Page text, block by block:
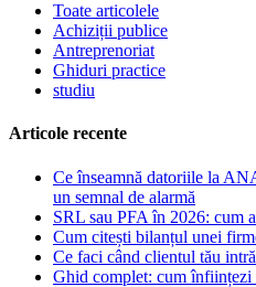
Toate articolele
Achiziții publice
Antreprenoriat
Ghiduri practice
studiu
Articole recente
Ce înseamnă datoriile la
un semnal de alarmă
SRL sau PFA în 2026: cum
Cum citești bilanțul unei
Ce faci când clientul tău
Ghid complet: cum